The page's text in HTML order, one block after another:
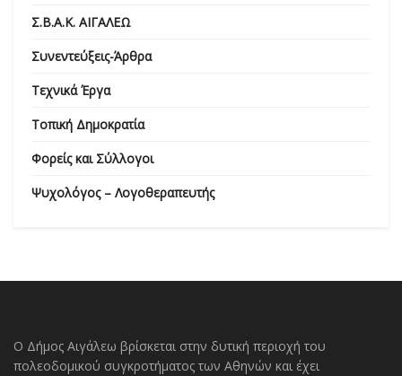
Σ.Β.Α.Κ. ΑΙΓΑΛΕΩ
Συνεντεύξεις-Άρθρα
Τεχνικά Έργα
Τοπική Δημοκρατία
Φορείς και Σύλλογοι
Ψυχολόγος – Λογοθεραπευτής
Ο Δήμος Αιγάλεω βρίσκεται στην δυτική περιοχή του
πολεοδομικού συγκροτήματος των Αθηνών και έχει